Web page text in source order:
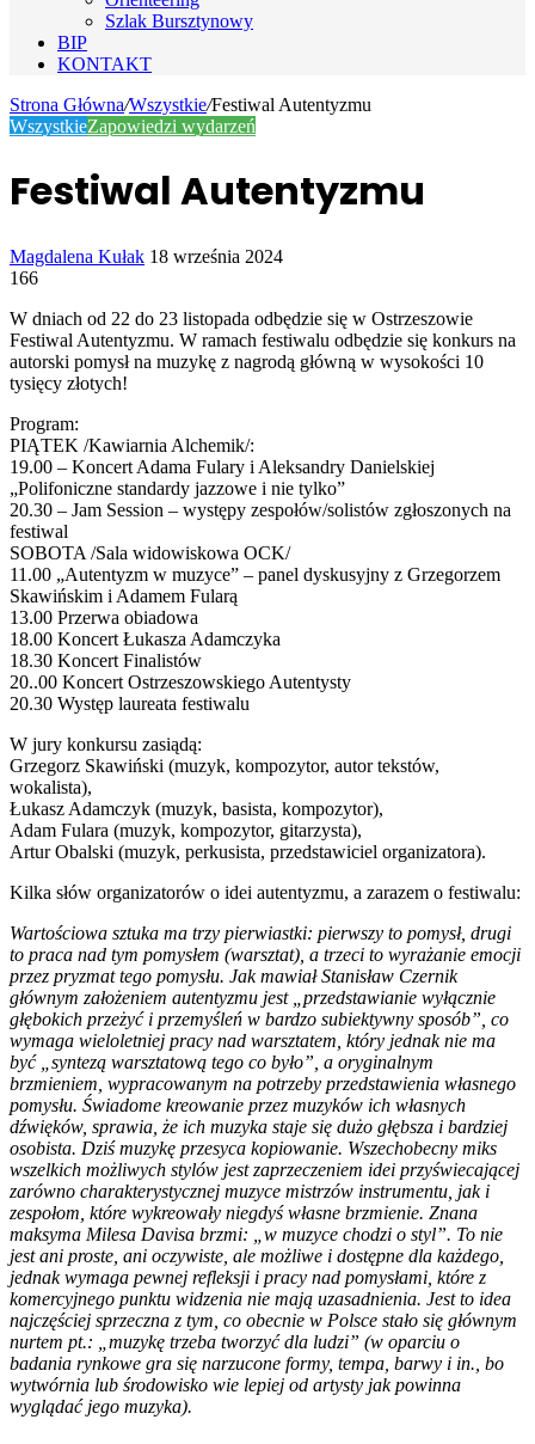
Szlak Bursztynowy
BIP
KONTAKT
Strona Główna/Wszystkie/Festiwal Autentyzmu
WszystkieZapowiedzi wydarzeń
Festiwal Autentyzmu
Magdalena Kułak Send
18 września 2024
166
W dniach od 22 do 23 listopada odbędzie się w Ostrzeszowie
Festiwal Autentyzmu. W ramach festiwalu odbędzie się konkurs na
autorski pomysł na muzykę z nagrodą główną w wysokości 10
tysięcy złotych!
Program:
PIĄTEK /Kawiarnia Alchemik/:
19.00 – Koncert Adama Fulary i Aleksandry Danielskiej
„Polifoniczne standardy jazzowe i nie tylko”
20.30 – Jam Session – występy zespołów/solistów zgłoszonych na
festiwal
SOBOTA /Sala widowiskowa OCK/
11.00 „Autentyzm w muzyce” – panel dyskusyjny z Grzegorzem
Skawińskim i Adamem Fularą
13.00 Przerwa obiadowa
18.00 Koncert Łukasza Adamczyka
18.30 Koncert Finalistów
20..00 Koncert Ostrzeszowskiego Autentysty
20.30 Występ laureata festiwalu
W jury konkursu zasiądą:
Grzegorz Skawiński (muzyk, kompozytor, autor tekstów,
wokalista),
Łukasz Adamczyk (muzyk, basista, kompozytor),
Adam Fulara (muzyk, kompozytor, gitarzysta),
Artur Obalski (muzyk, perkusista, przedstawiciel organizatora).
Kilka słów organizatorów o idei autentyzmu, a zarazem o festiwalu:
Wartościowa sztuka ma trzy pierwiastki: pierwszy to pomysł, drugi
to praca nad tym pomysłem (warsztat), a trzeci to wyrażanie emocji
przez pryzmat tego pomysłu. Jak mawiał Stanisław Czernik
głównym założeniem autentyzmu jest „przedstawianie wyłącznie
głębokich przeżyć i przemyśleń w bardzo subiektywny sposób”, co
wymaga wieloletniej pracy nad warsztatem, który jednak nie ma
być „syntezą warsztatową tego co było”, a oryginalnym
brzmieniem, wypracowanym na potrzeby przedstawienia własnego
pomysłu. Świadome kreowanie przez muzyków ich własnych
dźwięków, sprawia, że ich muzyka staje się dużo głębsza i bardziej
osobista. Dziś muzykę przesyca kopiowanie. Wszechobecny miks
wszelkich możliwych stylów jest zaprzeczeniem idei przyświecającej
zarówno charakterystycznej muzyce mistrzów instrumentu, jak i
zespołom, które wykreowały niegdyś własne brzmienie. Znana
maksyma Milesa Davisa brzmi: „w muzyce chodzi o styl”. To nie
jest ani proste, ani oczywiste, ale możliwe i dostępne dla każdego,
jednak wymaga pewnej refleksji i pracy nad pomysłami, które z
komercyjnego punktu widzenia nie mają uzasadnienia. Jest to idea
najczęściej sprzeczna z tym, co obecnie w Polsce stało się głównym
nurtem pt.: „muzykę trzeba tworzyć dla ludzi” (w oparciu o
badania rynkowe gra się narzucone formy, tempa, barwy i in., bo
wytwórnia lub środowisko wie lepiej od artysty jak powinna
wyglądać jego muzyka).